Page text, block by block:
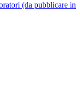
(da pubblicare in